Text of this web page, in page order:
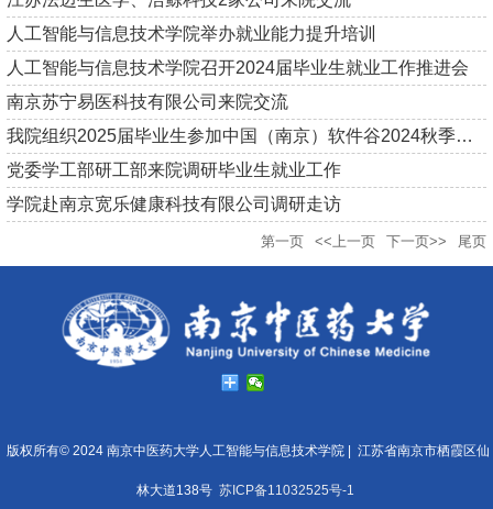
人工智能与信息技术学院举办就业能力提升培训
人工智能与信息技术学院召开2024届毕业生就业工作推进会
南京苏宁易医科技有限公司来院交流
我院组织2025届毕业生参加中国（南京）软件谷2024秋季校园招聘会
党委学工部研工部来院调研毕业生就业工作
学院赴南京宽乐健康科技有限公司调研走访
第一页 <<上一页 下一页>> 尾页
版权所有© 2024 南京中医药大学人工智能与信息技术学院 | 江苏省南京市栖霞区仙
林大道138号 苏ICP备11032525号-1